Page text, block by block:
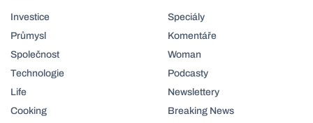
Investice
Průmysl
Společnost
Technologie
Life
Cooking
Speciály
Komentáře
Woman
Podcasty
Newslettery
Breaking News